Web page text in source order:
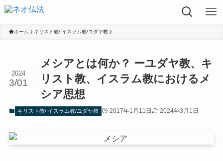
ホーム キリスト教/ イスラム教/ユダヤ教
メシアとは何か？ ーユダヤ教、キ
リスト教、イスラム教におけるメ
シア思想
2024
3/01
キリスト教/ イスラム教/ユダヤ教 2017年1月11日 2024年3月1日